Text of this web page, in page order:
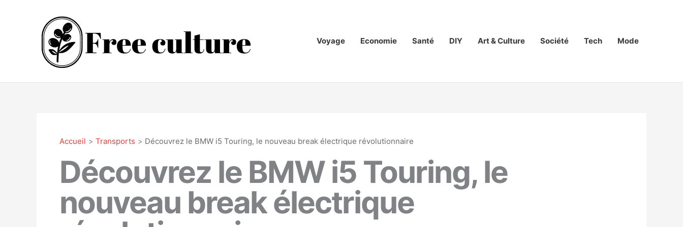
Voyage
Economie Santé DIY Art & Culture Société Tech Mode
Accueil Transports Découvrez le BMW i5 Touring, le nouveau break électrique révolutionnaire
Découvrez le BMW i5 Touring, le
nouveau break électrique